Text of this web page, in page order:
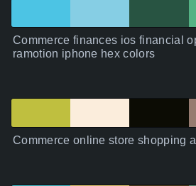
Commerce finances ios financial
ramotion iphone hex colors
Commerce online store shopping